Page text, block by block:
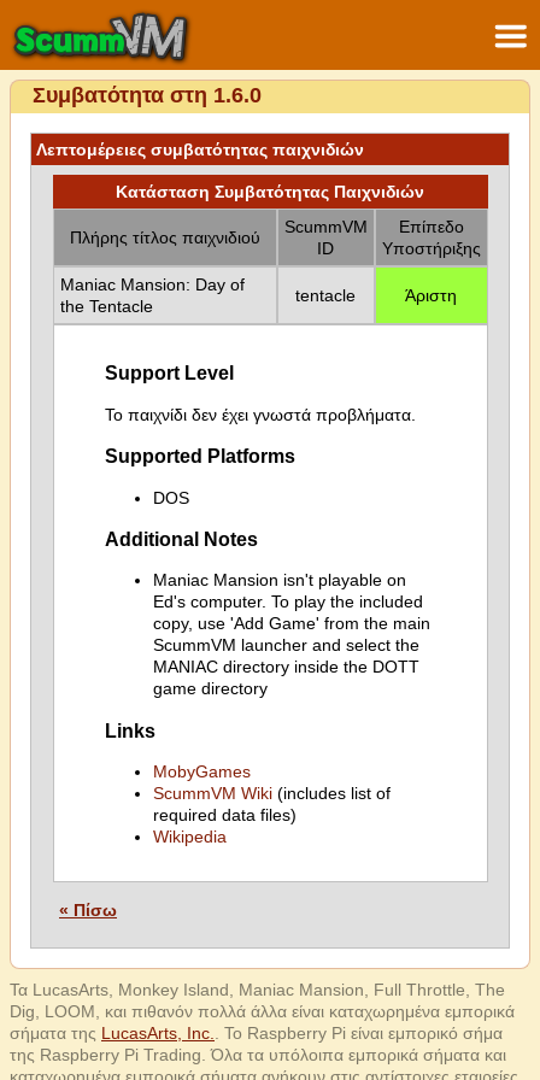
Συμβατότητα στη 1.6.0
Λεπτομέρειες συμβατότητας παιχνιδιών
Κατάσταση Συμβατότητας Παιχνιδιών
Πλήρης τίτλος παιχνιδιού
ScummVM
ID
Επίπεδο
Υποστήριξης
Maniac Mansion: Day of
the Tentacle
tentacle Άριστη
Support Level
Το παιχνίδι δεν έχει γνωστά προβλήματα.
Supported Platforms
DOS
Additional Notes
Maniac Mansion isn't playable on
Ed's computer. To play the included
copy, use 'Add Game' from the main
ScummVM launcher and select the
MANIAC directory inside the DOTT
game directory
Links
MobyGames
ScummVM Wiki(includes list of
required data files)
Wikipedia
« Πίσω
Τα LucasArts, Monkey Island, Maniac Mansion, Full Throttle, The
Dig, LOOM, και πιθανόν πολλά άλλα είναι καταχωρημένα εμπορικά
σήματα της LucasArts, Inc.
. Το Raspberry Pi είναι εμπορικό σήμα
της Raspberry Pi Trading. Όλα τα υπόλοιπα εμπορικά σήματα και